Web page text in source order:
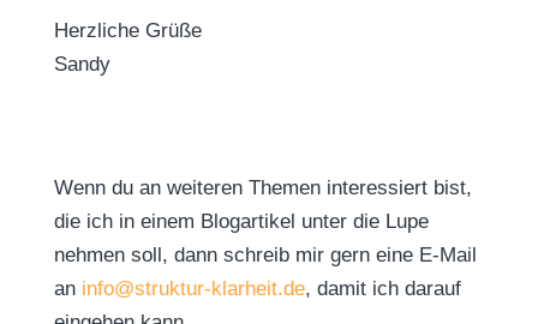
Herzliche Grüße
Sandy
Wenn du an weiteren Themen interessiert bist,
die ich in einem Blogartikel unter die Lupe
nehmen soll, dann schreib mir gern eine E-Mail
an info@struktur-klarheit.de, damit ich darauf